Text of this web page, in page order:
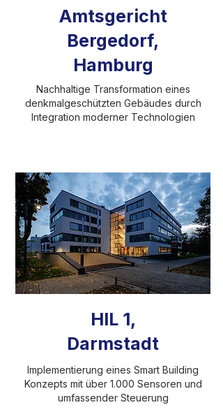
Amtsgericht
Bergedorf,
Hamburg
Nachhaltige Transformation eines
denkmalgeschützten Gebäudes durch
Integration moderner Technologien
HIL 1,
Darmstadt
Implementierung eines Smart Building
Konzepts mit über 1.000 Sensoren und
umfassender Steuerung